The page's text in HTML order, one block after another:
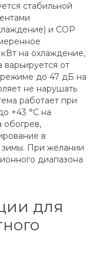
стабильной
и COP
на охлаждение,
от
до 47 дБ на
не нарушать
работает при
+43 °C на
обогрев,
в
При желании
диапазона
для